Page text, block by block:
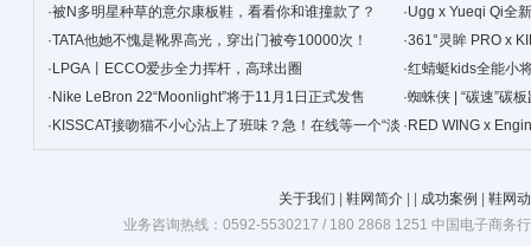
景
·被N多明星种草的意尔康板鞋，看看你和谁撞款了？ ·Ugg x Yueqi Qi全
·TATA他她不愧是靴界高光，穿出门被夸10000次！ ·361°灵眸 PRO x
跑鞋
· LPGA丨ECCO爱步全力挥杆，高球出圈 ·红蜻蜓kids全能小
· Nike LeBron 22“Moonlight”将于11月1日正式发售 ·蜘蛛侠 | “碳速”碳
· KISSCAT接吻猫不小心沾上了班味？急！在线等一个“淡
班精华”
· RED WING x
关于我们 鞋网简介 成功案例
鞋网
业务咨询热线：0592-5530217 / 180 2868 1251 中国电子商务